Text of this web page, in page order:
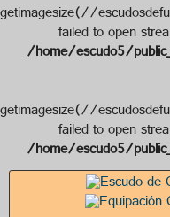
getimagesize(//
failed to open
/home/escudo5/
getimagesize(//
failed to open
/home/escudo5/